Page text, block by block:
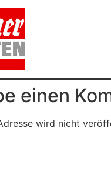
einen
wird nicht